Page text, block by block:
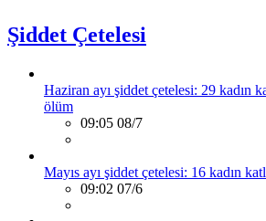
Şiddet Çetelesi
Haziran ayı şiddet çetelesi: 29 kadın
ölüm
09:05 08/7
Mayıs ayı şiddet çetelesi: 16 kadın
09:02 07/6